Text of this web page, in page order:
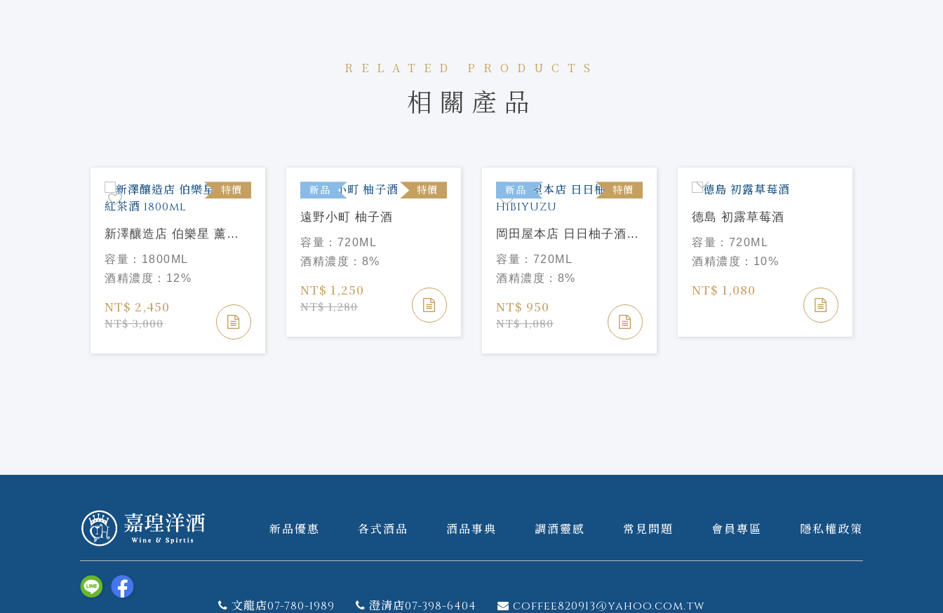
RELATED PRODUCTS
相關產品
特價
新澤釀造店 伯樂星 薰的
紅茶酒 1800ml
容量： 1800ML
酒精濃度： 12%
NT$ 2,450
NT$ 3,000
新品
特價
遠野小町 柚子酒
容量： 720ML
酒精濃度： 8%
NT$ 1,250
NT$ 1,280
新品 特價
岡田屋本店 日日柚子酒
HIBIYUZU
容量： 720ML
酒精濃度： 8%
NT$ 950
NT$ 1,080
德島 初露草莓酒
容量： 720ML
酒精濃度： 10%
NT$ 1,080
新品優惠 各式酒品 酒品事典 調酒靈感 常見問題 會員專區 隱私權政策
文龍店07-780-1989 澄清店07-398-6404 coffee820913@yahoo.com.tw